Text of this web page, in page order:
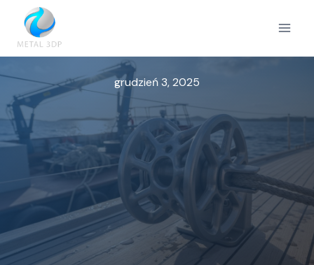
Przejdź
treści
grudzień 3, 2025